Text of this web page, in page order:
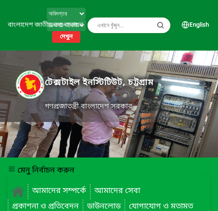
বাংলাদেশ জাতীয় তথ্য বাতায়ন
দেখুন
English
টেক্সটাইল ইনস্টিটিউট, চট্টগ্রাম
গণপ্রজাতন্ত্রী বাংলাদেশ সরকার
মেনু নির্বাচন করুন
আমাদের সম্পর্কে
আমাদের সেবা
প্রকাশনা ও প্রতিবেদন
ডাউনলোড
যোগাযোগ ও মতামত